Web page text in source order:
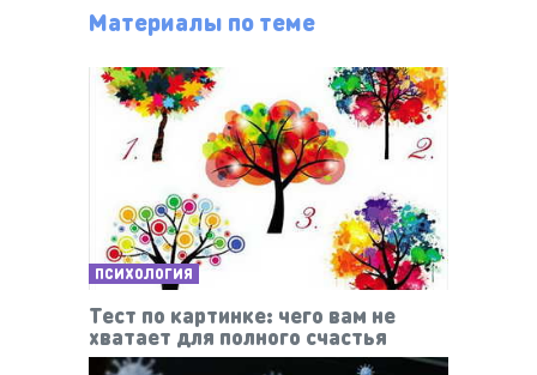
Материалы по теме
ПСИХОЛОГИЯ
Тест по картинке: чего вам не
хватает для полного счастья